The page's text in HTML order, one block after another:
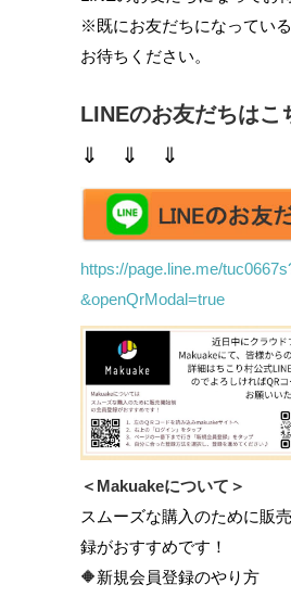
※既にお友だちになってい
お待ちください。
LINEのお友だちはこ
⇓ ⇓ ⇓
https://page.line.me/
&openQrModal=true
＜Makuakeについて＞
スムーズな購入のために販
録がおすすめです！
🔶新規会員登録のやり方